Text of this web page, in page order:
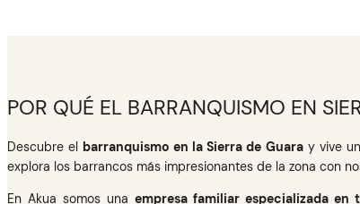
POR QUÉ EL BARRANQUISMO EN
Descubre el barranquismo en la Sierra de Guaray vive
explora los barrancos más impresionantes de la zona con
En Akua somos unaempresa familiar especializada